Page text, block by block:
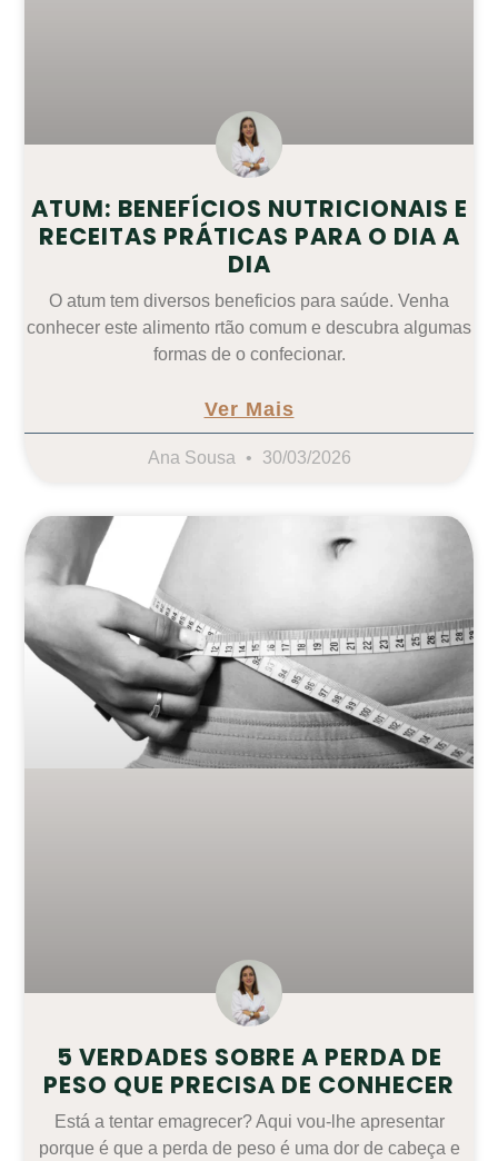
ATUM: BENEFÍCIOS NUTRICIONAIS E
RECEITAS PRÁTICAS PARA O DIA A
DIA
O atum tem diversos beneficios para saúde. Venha
conhecer este alimento rtão comum e descubra algumas
formas de o confecionar.
Ver Mais
Ana Sousa 30/03/2026
5 VERDADES SOBRE A PERDA DE
PESO QUE PRECISA DE CONHECER
Está a tentar emagrecer? Aqui vou-lhe apresentar
porque é que a perda de peso é uma dor de cabeça e